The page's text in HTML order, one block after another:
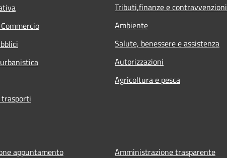
Tributi,finanze e contravvenzioni
Ambiente
Salute, benessere e assistenza
Autorizzazioni
Agricoltura e pesca
appuntamento Amministrazione trasparente